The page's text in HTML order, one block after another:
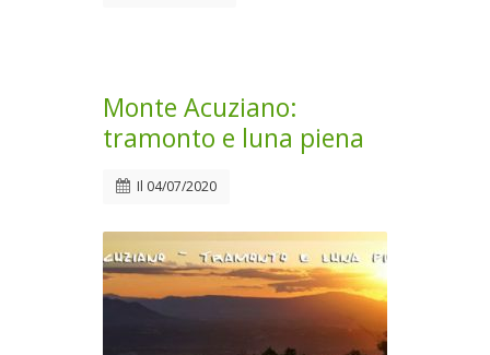
Monte Acuziano:
tramonto e luna piena
Il 04/07/2020